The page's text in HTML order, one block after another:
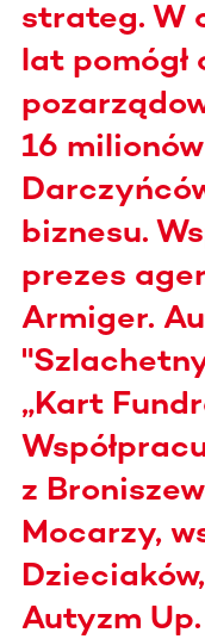
strateg. W
lat pomógł
16
biznesu.
prezes
Armiger.
„Kart
z
Mocarzy,
Autyzm